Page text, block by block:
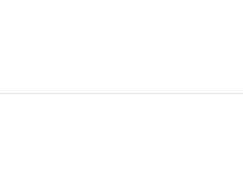
の子供3人と夫婦5人家族で